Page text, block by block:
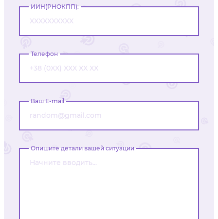
ИИН(РНОКПП):
Телефон
Ваш E-mail
Опишите детали вашей ситуации